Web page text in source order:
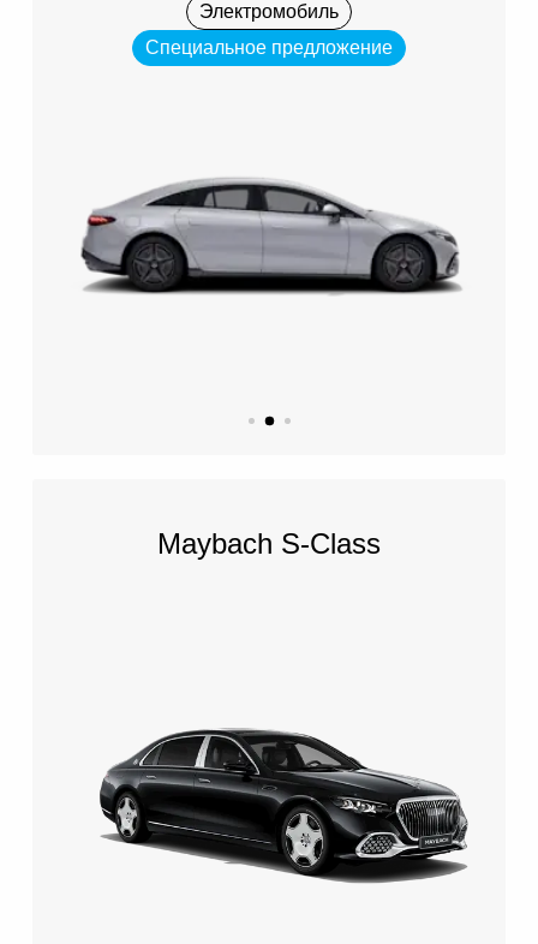
Электромобиль
Специальное предложение
Maybach S-Class